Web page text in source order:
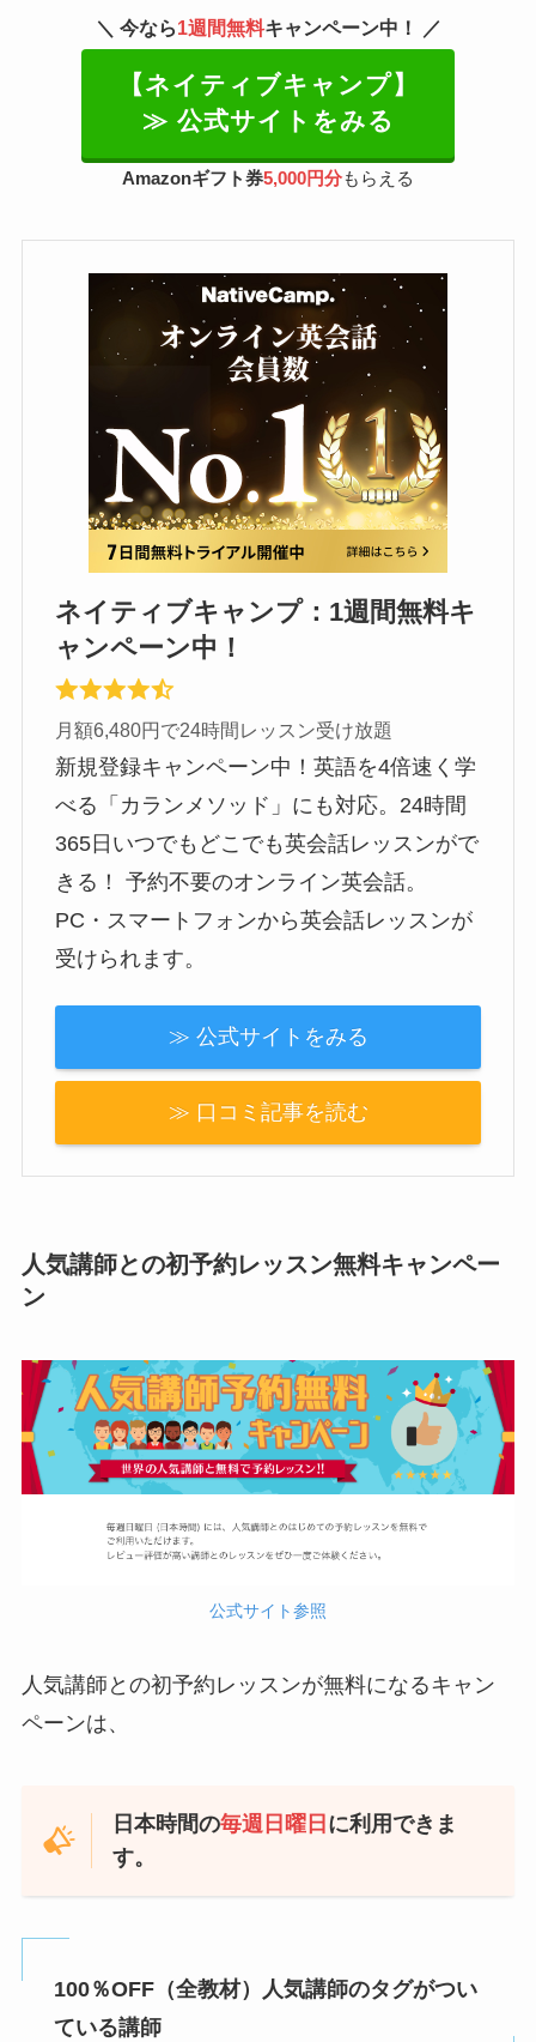
＼ 今なら1週間無料キャンペーン中！ ／
【ネイティブキャンプ】
≫ 公式サイトをみる
Amazonギフト券5,000円分もらえる
ネイティブキャンプ：1週間無料キ
ャンペーン中！
月額6,480円で24時間レッスン受け放題
新規登録キャンペーン中！英語を4倍速く学
べる「カランメソッド」にも対応。24時間
365日いつでもどこでも英会話レッスンがで
きる！ 予約不要のオンライン英会話。
PC・スマートフォンから英会話レッスンが
受けられます。
≫ 公式サイトをみる
≫ 口コミ記事を読む
人気講師との初予約レッスン無料キャンペー
ン
公式サイト参照
人気講師との初予約レッスンが無料になるキャン
ペーンは、
日本時間の毎週日曜日 に利用できま
す。
100％OFF（全教材）人気講師のタグがつい
ている講師